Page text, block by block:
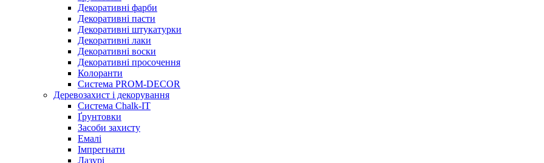
Декоративні фарби
Декоративні пасти
Декоративні штукатурки
Декоративні лаки
Декоративні воски
Декоративні просочення
Колоранти
Система PROM-DECOR
Деревозахист і декорування
Система Chalk-IT
Ґрунтовки
Засоби захисту
Емалі
Імпрегнати
Лазурі